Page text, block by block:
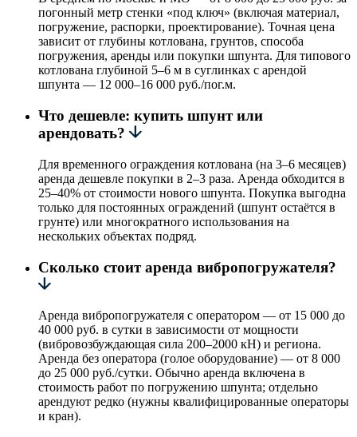
погонный метр стенки «под ключ» (включая материал,
погружение, распорки, проектирование). Точная цена
зависит от глубины котлована, грунтов, способа
погружения, аренды или покупки шпунта. Для типового
котлована глубиной 5–6 м в суглинках с арендой
шпунта — 12 000–16 000 руб./пог.м.
Что дешевле: купить шпунт или
арендовать?
Для временного ограждения котлована (на 3–6 месяцев)
аренда дешевле покупки в 2–3 раза. Аренда обходится в
25–40% от стоимости нового шпунта. Покупка выгодна
только для постоянных ограждений (шпунт остаётся в
грунте) или многократного использования на
нескольких объектах подряд.
Сколько стоит аренда вибропогружателя?
Аренда вибропогружателя с оператором — от 15 000 до
40 000 руб. в сутки в зависимости от мощности
(вибровозбуждающая сила 200–2000 кН) и региона.
Аренда без оператора (голое оборудование) — от 8 000
до 25 000 руб./сутки. Обычно аренда включена в
стоимость работ по погружению шпунта; отдельно
арендуют редко (нужны квалифицированные операторы
и кран).